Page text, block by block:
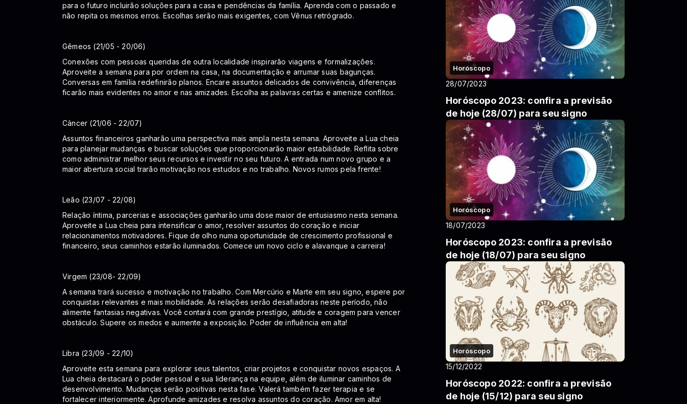
para o futuro incluirão soluções para a casa e pendências da família. Aprenda com o passado e
não repita os mesmos erros. Escolhas serão mais exigentes, com Vênus retrógrado.
Gêmeos (21/05 - 20/06)
Conexões com pessoas queridas de outra localidade inspirarão viagens e formalizações.
Aproveite a semana para por ordem na casa, na documentação e arrumar suas bagunças.
Conversas em família redefinirão planos. Encare assuntos delicados de convivência, diferenças
ficarão mais evidentes no amor e nas amizades. Escolha as palavras certas e amenize conflitos.
Câncer (21/06 - 22/07)
Assuntos financeiros ganharão uma perspectiva mais ampla nesta semana. Aproveite a Lua cheia
para planejar mudanças e buscar soluções que proporcionarão maior estabilidade. Reflita sobre
como administrar melhor seus recursos e investir no seu futuro. A entrada num novo grupo e a
maior abertura social trarão motivação nos estudos e no trabalho. Novos rumos pela frente!
Leão (23/07 - 22/08)
Relação íntima, parcerias e associações ganharão uma dose maior de entusiasmo nesta semana.
Aproveite a Lua cheia para intensificar o amor, resolver assuntos do coração e iniciar
relacionamentos motivadores. Fique de olho numa oportunidade de crescimento profissional e
financeiro, seus caminhos estarão iluminados. Comece um novo ciclo e alavanque a carreira!
Virgem (23/08- 22/09)
A semana trará sucesso e motivação no trabalho. Com Mercúrio e Marte em seu signo, espere por
conquistas relevantes e mais mobilidade. As relações serão desafiadoras neste período, não
alimente fantasias negativas. Você contará com grande prestígio, atitude e coragem para vencer
obstáculo. Supere os medos e aumente a exposição. Poder de influência em alta!
Libra (23/09 - 22/10)
Aproveite esta semana para explorar seus talentos, criar projetos e conquistar novos espaços. A
Lua cheia destacará o poder pessoal e sua liderança na equipe, além de iluminar caminhos de
desenvolvimento. Mudanças serão positivas nesta fase. Valerá também fazer terapia e se
fortalecer interiormente. Aprofunde amizades e resolva assuntos do coração. Amor em alta!
Horóscopo
28/07/2023
Horóscopo 2023: confira a previsão
de hoje (28/07) para seu signo
Horóscopo
18/07/2023
Horóscopo 2023: confira a previsão
de hoje (18/07) para seu signo
Horóscopo
15/12/2022
Horóscopo 2022: confira a previsão
de hoje (15/12) para seu signo